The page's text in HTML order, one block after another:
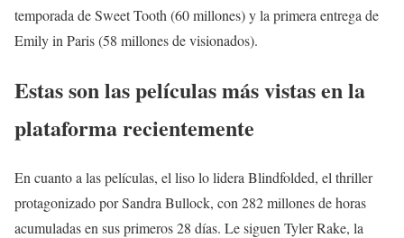
temporada de Sweet Tooth (60 millones) y la primera entrega de
Emily in Paris (58 millones de visionados).
Estas son las películas más vistas en la
plataforma recientemente
En cuanto a las películas, el liso lo lidera Blindfolded, el thriller
protagonizado por Sandra Bullock, con 282 millones de horas
acumuladas en sus primeros 28 días. Le siguen Tyler Rake, la